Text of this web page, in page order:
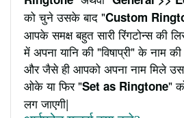
को चुने उसके बाद "Custom
आपके समक्ष बहुत सारी रिंगटोन्स की
में अपना यानि की "विषाप्री" के नाम
और जैसे ही आपको अपना नाम मिले
ओके या फिर "Set as Ringtone"
लग जाएगी|